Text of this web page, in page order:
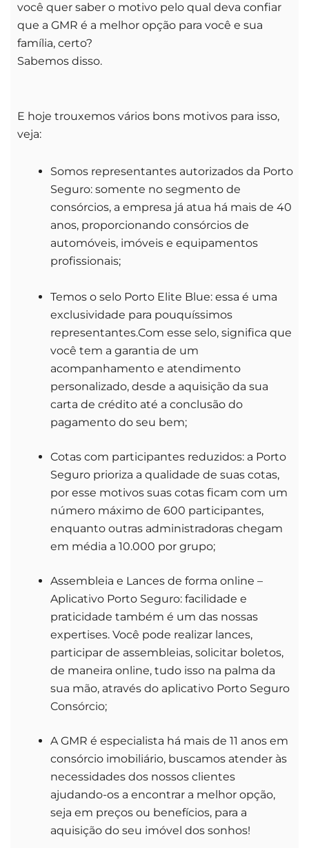
você quer saber o motivo pelo qual deva confiar
que a GMR é a melhor opção para você e sua
família, certo?
Sabemos disso.
E hoje trouxemos vários bons motivos para isso,
veja:
Somos representantes autorizados da Porto
Seguro: somente no segmento de
consórcios, a empresa já atua há mais de 40
anos, proporcionando consórcios de
automóveis, imóveis e equipamentos
profissionais;
Temos o selo Porto Elite Blue: essa é uma
exclusividade para pouquíssimos
representantes.Com esse selo, significa que
você tem a garantia de um
acompanhamento e atendimento
personalizado, desde a aquisição da sua
carta de crédito até a conclusão do
pagamento do seu bem;
Cotas com participantes reduzidos: a Porto
Seguro prioriza a qualidade de suas cotas,
por esse motivos suas cotas ficam com um
número máximo de 600 participantes,
enquanto outras administradoras chegam
em média a 10.000 por grupo;
Assembleia e Lances de forma online –
Aplicativo Porto Seguro: facilidade e
praticidade também é um das nossas
expertises. Você pode realizar lances,
participar de assembleias, solicitar boletos,
de maneira online, tudo isso na palma da
sua mão, através do aplicativo Porto Seguro
Consórcio;
A GMR é especialista há mais de 11 anos em
consórcio imobiliário, buscamos atender às
necessidades dos nossos clientes
ajudando-os a encontrar a melhor opção,
seja em preços ou benefícios, para a
aquisição do seu imóvel dos sonhos!